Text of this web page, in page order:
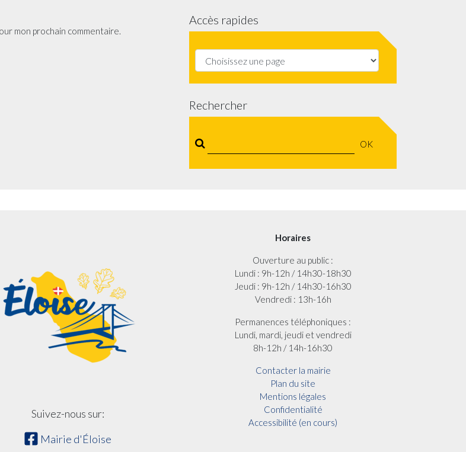
mon prochain commentaire.
Accès rapides
Rechercher
OK
Suivez-nous sur:
Mairie d'Éloise
Horaires
Ouverture au public :
Lundi : 9h-12h / 14h30-18h30
Jeudi : 9h-12h / 14h30-16h30
Vendredi : 13h-16h
Permanences téléphoniques :
Lundi, mardi, jeudi et vendredi
8h-12h / 14h-16h30
Contacter la mairie
Plan du site
Mentions légales
Confidentialité
Accessibilité (en cours)